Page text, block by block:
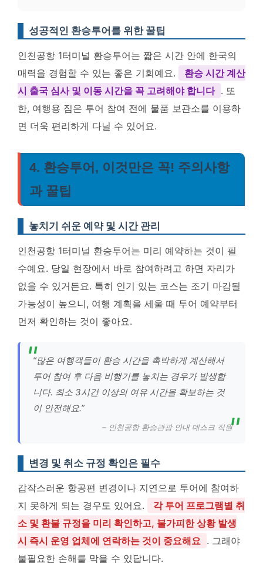
성공적인 환승투어를 위한 꿀팁
인천공항 1터미널 환승투어는 짧은 시간 안에 한국의
매력을 경험할 수 있는 좋은 기회예요.
환승 시간 계산
시 출국 심사 및 이동 시간을 꼭 고려해야 합니다 . 또
한, 여행용 짐은 투어 참여 전에 물품 보관소를 이용하
면 더욱 편리하게 다닐 수 있어요.
4. 환승투어, 이것만은 꼭! 주의사항
과 꿀팁
놓치기 쉬운 예약 및 시간 관리
인천공항 1터미널 환승투어는 미리 예약하는 것이 필
수예요. 당일 현장에서 바로 참여하려고 하면 자리가
없을 수 있거든요. 특히 인기 있는 코스는 조기 마감될
가능성이 높으니, 여행 계획을 세울 때 투어 예약부터
먼저 확인하는 것이 좋아요.
“많은 여행객들이 환승 시간을 촉박하게 계산해서
투어 참여 후 다음 비행기를 놓치는 경우가 발생합
니다. 최소 3시간 이상의 여유 시간을 확보하는 것
이 안전해요.”
– 인천공항 환승관광 안내 데스크 직원
변경 및 취소 규정 확인은 필수
갑작스러운 항공편 변경이나 지연으로 투어에 참여하
지 못하게 되는 경우도 있어요.
각 투어 프로그램별 취
소 및 환불 규정을 미리 확인하고, 불가피한 상황 발생
시 즉시 운영 업체에 연락하는 것이 중요해요
. 그래야
불필요한 손해를 막을 수 있답니다.